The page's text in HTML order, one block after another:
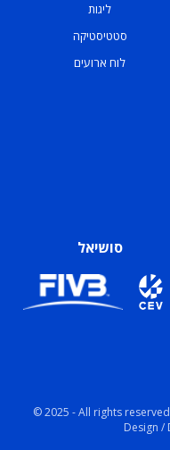
ליגות
סטטיסטיקה
לוח ארועים
סושיאל
© 2025 - All rights
Design /